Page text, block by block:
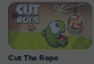
Cut The Rope